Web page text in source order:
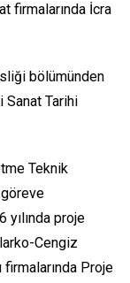
firmalarında İcra
bölümünden
Sanat Tarihi
Teknik
göreve
yılında proje
Cengiz
firmalarında Proje